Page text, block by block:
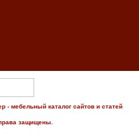
- мебельный каталог сайтов и статей
защищены.